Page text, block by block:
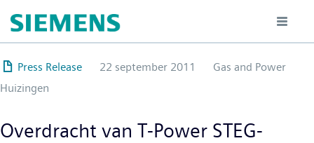
en
naar
de
inhoud
gaan
Press Release 22 september 2011
Gas and Power
Huizingen
Overdracht van T-Power STEG-